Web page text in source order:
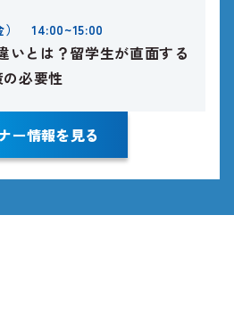
） 14:00~15:00
いとは？留学生が直面する
必要性
ー情報を見る